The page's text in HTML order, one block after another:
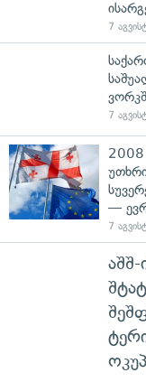
7
7
2008
—
7